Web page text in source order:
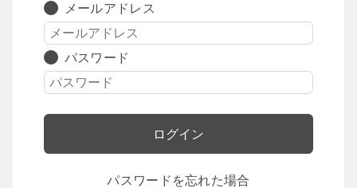
メールアドレス
パスワード
パスワードを忘れた場合